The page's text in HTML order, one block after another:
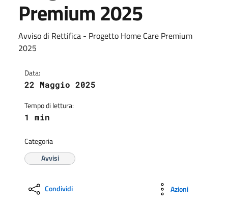
Premium 2025
Avviso di Rettifica - Progetto Home Care Premium
2025
Data:
22 Maggio 2025
Tempo di lettura:
1 min
Categoria
Avvisi
Condividi Azioni